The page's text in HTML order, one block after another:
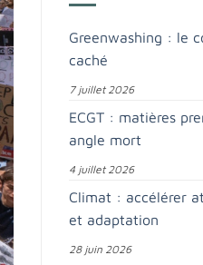
Greenwashing : le
caché
7 juillet 2026
ECGT : matières
angle mort
4 juillet 2026
Climat : accélérer
et adaptation
28 juin 2026